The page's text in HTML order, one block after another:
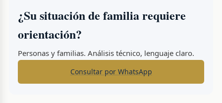
¿Su situación de familia requiere
orientación?
Personas y familias. Análisis técnico, lenguaje claro.
Consultar por WhatsApp